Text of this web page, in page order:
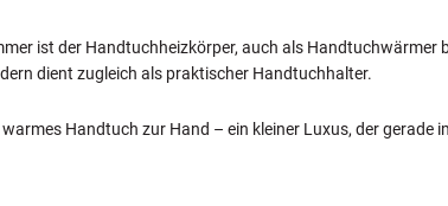
ist der Handtuchheizkörper, auch als
dient zugleich als praktischer Handtuchhalter.
Handtuch zur Hand – ein kleiner Luxus, der gerade